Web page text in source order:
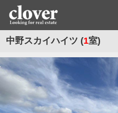
中野スカイハイツ (1室)